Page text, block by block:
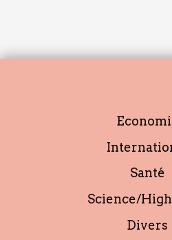
Santé
Science/
Divers